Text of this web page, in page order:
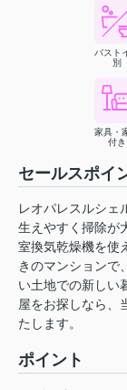
バスト
別
家具・
付き
セールスポイ
レオパレスルシ
生えやすく掃除が
室換気乾燥機を使
きのマンションで
い土地での新しい
屋をお探しなら、
たします。
ポイント